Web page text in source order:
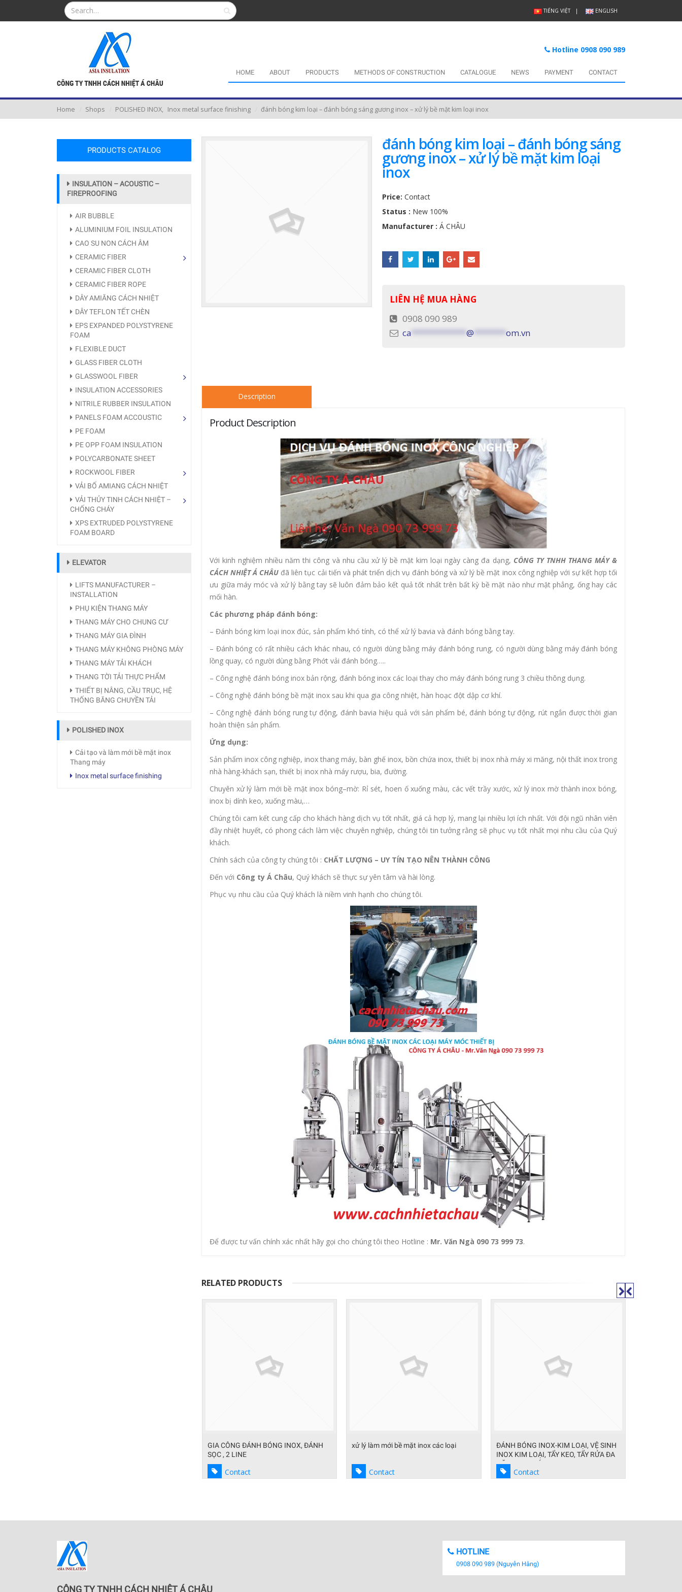
TIẾNG VIỆT ENGLISH
Hotline 0908 090 989
HOME ABOUT PRODUCTS METHODS OF CONSTRUCTION CATALOGUE NEWS PAYMENT CONTACT
Home Shops POLISHED INOX, Inox metal surface finishing đánh bóng kim loại – đánh bóng sáng gương inox – xử lý bề mặt kim loại inox
đánh bóng kim loại – đánh bóng sáng
gương inox – xử lý bề mặt kim loại
inox
Price: Contact
Status : New 100%
Manufacturer : Á CHÂU
LIÊN HỆ MUA HÀNG
0908 090 989
ca ************@ *******om.vn
Description
Product Description
Với kinh nghiệm nhiều năm thi công và nhu cầu xử lý bề mặt kim loại ngày càng đa dạng, CÔNG TY TNHH THANG MÁY &
CÁCH NHIỆT Á CHÂU đã liên tục cải tiến và phát triển dịch vụ đánh bóng và xử lý bề mặt inox công nghiệp với sự kết hợp tối
ưu giữa máy móc và xử lý bằng tay sẽ luôn đảm bảo kết quả tốt nhất trên bất kỳ bề mặt nào như mặt phẳng, ống hay các
mối hàn.
Các phương pháp đánh bóng:
– Đánh bóng kim loại inox đúc, sản phẩm khó tính, có thể xử lý bavia và đánh bóng bằng tay.
– Đánh bóng có rất nhiều cách khác nhau, có người dùng bằng máy đánh bóng rung, có người dùng bằng máy đánh bóng
lồng quay, có người dùng bằng Phớt vải đánh bóng…..
– Công nghệ đánh bóng inox bản rộng, đánh bóng inox các loại thay cho máy đánh bóng rung 3 chiều thông dụng.
– Công nghệ đánh bóng bề mặt inox sau khi qua gia công nhiệt, hàn hoạc đột dập cơ khí.
– Công nghệ đánh bóng rung tự động, đánh bavia hiệu quả với sản phẩm bé, đánh bóng tự động, rút ngắn được thời gian
hoàn thiện sản phẩm.
Ứng dụng:
Sản phẩm inox công nghiệp, inox thang máy, bàn ghế inox, bồn chứa inox, thiết bị inox nhà máy xi măng, nội thất inox trong
nhà hàng-khách sạn, thiết bị inox nhà máy rượu, bia, đường.
Chuyên xử lý làm mới bề mặt inox bóng–mờ: Rỉ sét, hoen ố xuống màu, các vết trầy xước, xử lý inox mờ thành inox bóng,
inox bị dính keo, xuống màu,…
Chúng tôi cam kết cung cấp cho khách hàng dịch vụ tốt nhất, giá cả hợp lý, mang lại nhiều lợi ích nhất. Với đội ngũ nhân viên
đầy nhiệt huyết, có phong cách làm việc chuyên nghiệp, chúng tôi tin tưởng rằng sẽ phục vụ tốt nhất mọi nhu cầu của Quý
khách.
Chính sách của công ty chúng tôi : CHẤT LƯỢNG – UY TÍN TẠO NÊN THÀNH CÔNG
Đến với Công ty Á Châu, Quý khách sẽ thực sự yên tâm và hài lòng.
Phục vụ nhu cầu của Quý khách là niềm vinh hạnh cho chúng tôi.
Để được tư vấn chính xác nhất hãy gọi cho chúng tôi theo Hotline : Mr. Văn Ngà 090 73 999 73.
RELATED PRODUCTS
xử lý làm mới bề mặt inox các loại
Contact
ĐÁNH BÓNG INOX-KIM LOẠI, VỆ SINH
NĂNG KEO DÁN 3M
Contact
đánh bóng và xử lý bề mặt inox công
nghiệp
Contact
PRODUCTS CATALOG
INSULATION – ACOUSTIC –
FIREPROOFING
AIR BUBBLE
ALUMINIUM FOIL INSULATION
CAO SU NON CÁCH ÂM
CERAMIC FIBER
CERAMIC FIBER CLOTH
CERAMIC FIBER ROPE
DÂY AMIĂNG CÁCH NHIỆT
DÂY TEFLON TẾT CHÈN
EPS EXPANDED POLYSTYRENE
FOAM
FLEXIBLE DUCT
GLASS FIBER CLOTH
GLASSWOOL FIBER
INSULATION ACCESSORIES
NITRILE RUBBER INSULATION
PANELS FOAM ACCOUSTIC
PE FOAM
PE OPP FOAM INSULATION
POLYCARBONATE SHEET
ROCKWOOL FIBER
VẢI BỐ AMIANG CÁCH NHIỆT
VẢI THỦY TINH CÁCH NHIỆT –
CHỐNG CHÁY
XPS EXTRUDED POLYSTYRENE
FOAM BOARD
ELEVATOR
LIFTS MANUFACTURER –
INSTALLATION
PHỤ KIỆN THANG MÁY
THANG MÁY CHO CHUNG CƯ
THANG MÁY GIA ĐÌNH
THANG MÁY KHÔNG PHÒNG MÁY
THANG MÁY TẢI KHÁCH
THANG TỜI TẢI THỰC PHẨM
THIẾT BỊ NÂNG, CẦU TRỤC, HỆ
THỐNG BĂNG CHUYỀN TẢI
POLISHED INOX
Cải tạo và làm mới bề mặt inox
Thang máy
Inox metal surface finishing
CÔNG TY TNHH CÁCH NHIỆT Á CHÂU
HOTLINE
0908 090 989 (Nguyễn Hằng)